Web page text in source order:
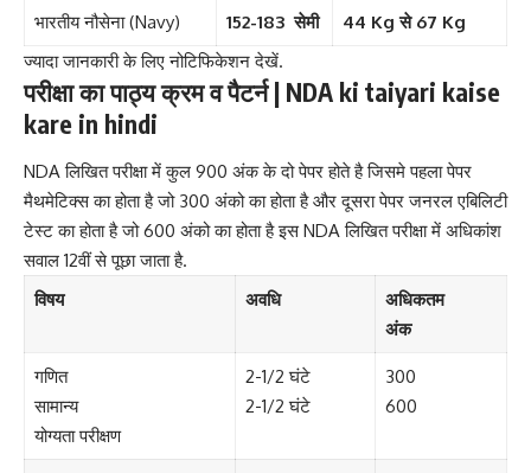
भारतीय नौसेना (Navy) 152-183 सेमी
44 Kg से 67 Kg
ज्यादा जानकारी के लिए नोटिफिकेशन देखें.
परीक्षा का पाठ्य क्रम व पैटर्न | NDA ki taiyari kaise
kare in hindi
NDA लिखित परीक्षा में कुल 900 अंक के दो पेपर होते है जिसमे पहला पेपर
मैथमेटिक्स का होता है जो 300 अंको का होता है और दूसरा पेपर जनरल एबिलिटी
टेस्ट का होता है जो 600 अंको का होता है इस NDA लिखित परीक्षा में अधिकांश
सवाल 12वीं से पूछा जाता है.
विषय
अवधि
अधिकतम
अंक
गणित
सामान्य
योग्यता परीक्षण
2-1/2 घंटे
2-1/2 घंटे
300
600